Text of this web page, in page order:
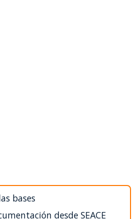
bases
desde SEACE